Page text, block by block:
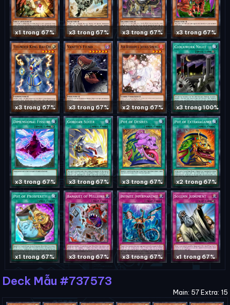
x1 trong 67% x3 trong 67% x3 trong 67% x3 trong 67%
x3 trong 67% x3 trong 67% x2 trong 67% x3 trong 100%
x3 trong 67% x3 trong 67% x3 trong 67% x2 trong 67%
x1 trong 67% x3 trong 67% x3 trong 67% x1 trong 67%
Deck Mẫu #737573
Main: 57 Extra: 15